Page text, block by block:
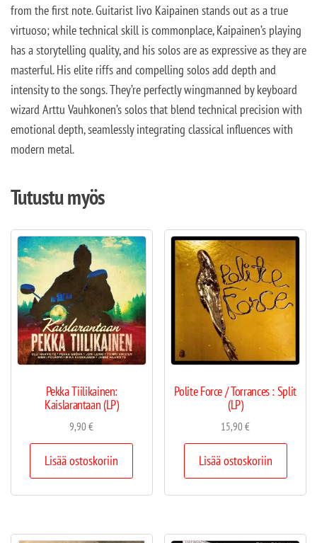
from the first note. Guitarist Iivo Kaipainen stands out as a true
virtuoso; while technical skill is commonplace, Kaipainen’s playing
has a storytelling quality, and his solos are as expressive as they are
masterful. His elite riffs and compelling solos add depth and
intensity to the songs. They’re perfectly wingmanned by keyboard
wizard Arttu Vauhkonen’s solos that blend technical precision with
emotional depth, seamlessly integrating classical influences with
modern metal.
Tutustu myös
Pekka Tiilikainen:
Kaislarantaan (LP)
9,90€
Lisää ostoskoriin
Polite Force / Torrances : Split
(LP)
15,90€
Lisää ostoskoriin